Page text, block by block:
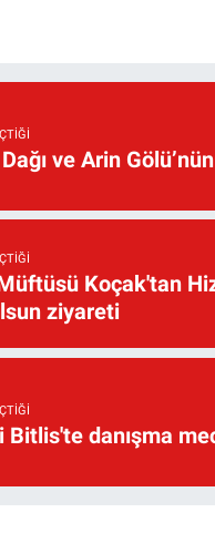
ve Arin
Koçak'tan
ziyareti
Bitlis'te danışma